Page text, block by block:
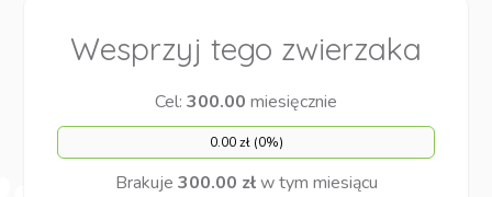
Wesprzyj tego zwierzaka
Cel: 300.00 miesięcznie
0.00 zł (0%)
Brakuje 300.00 złw tym miesiącu